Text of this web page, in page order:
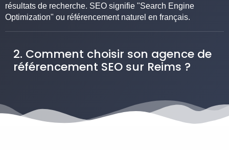
résultats de recherche. SEO signifie "Search Engine
Optimization" ou référencement naturel en français.
2. Comment choisir son agence de
référencement SEO sur Reims ?